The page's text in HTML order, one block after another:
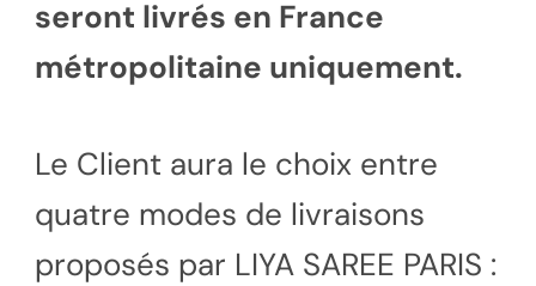
seront livrés en France
métropolitaine uniquement.
Le Client aura le choix entre
quatre modes de livraisons
proposés par LIYA SAREE PARIS :